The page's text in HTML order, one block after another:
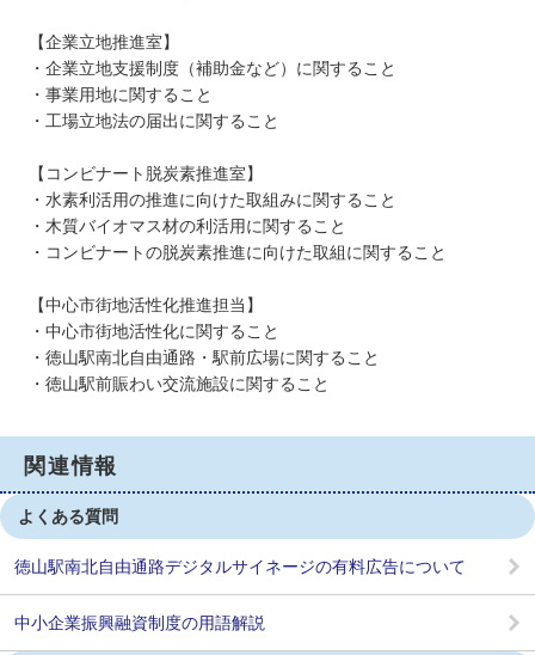
【企業立地推進室】
・企業立地支援制度（補助金など）に関すること
・事業用地に関すること
・工場立地法の届出に関すること
【コンビナート脱炭素推進室】
・水素利活用の推進に向けた取組みに関すること
・木質バイオマス材の利活用に関すること
・コンビナートの脱炭素推進に向けた取組に関すること
【中心市街地活性化推進担当】
・中心市街地活性化に関すること
・徳山駅南北自由通路・駅前広場に関すること
・徳山駅前賑わい交流施設に関すること
関連情報
よくある質問
徳山駅南北自由通路デジタルサイネージの有料広告について
中小企業振興融資制度の用語解説